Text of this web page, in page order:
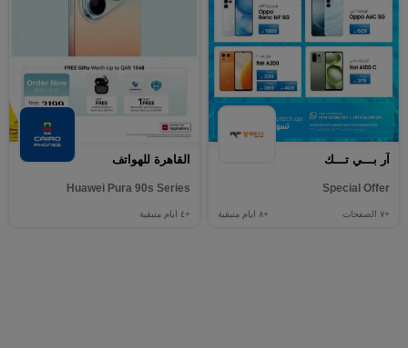
آر بـــي تـــك
Special Offer
+٧ الصفحات +٨ ايام متبقية
القاهرة للهواتف
Huawei Pura 90s Series
+٤ ايام متبقية